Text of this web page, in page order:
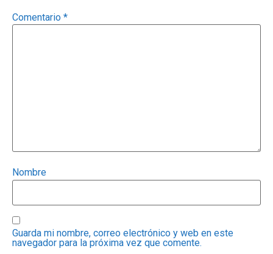
Comentario *
Nombre
Guarda mi nombre, correo electrónico y web en este
navegador para la próxima vez que comente.